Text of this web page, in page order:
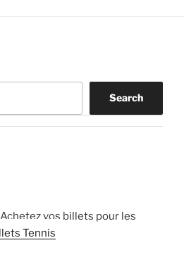
Search
Achetez vos billets pour les